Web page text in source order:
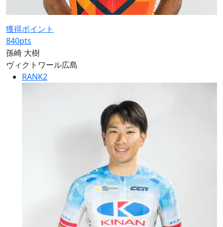
獲得ポイント
840pts
孫崎 大樹
ヴィクトワール広島
RANK2